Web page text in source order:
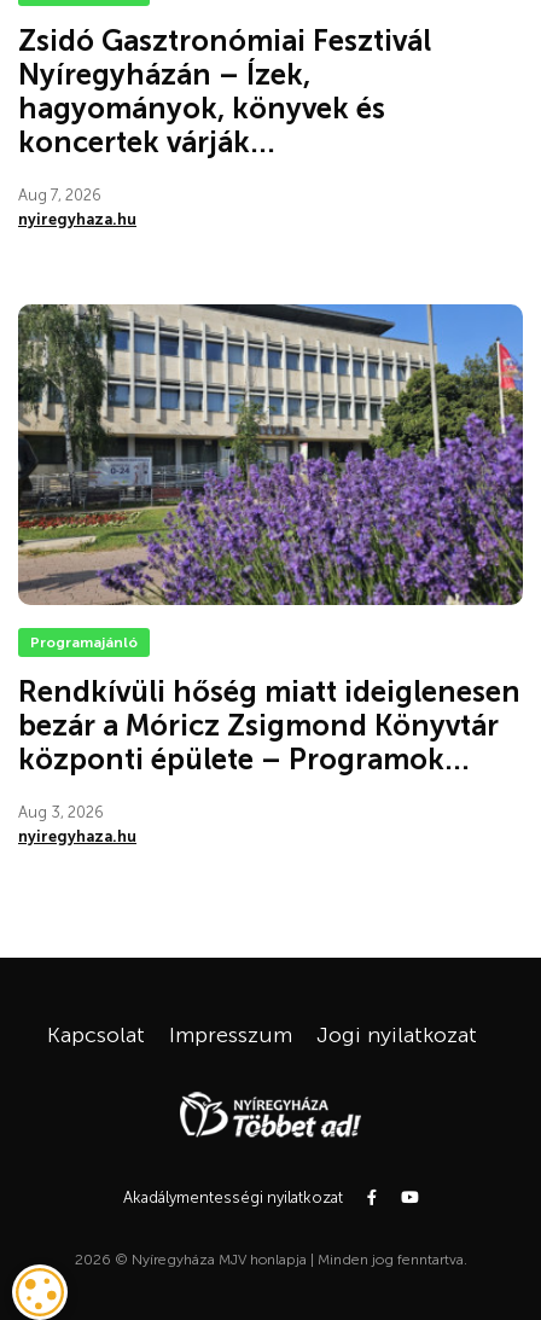
Zsidó Gasztronómiai Fesztivál
Nyíregyházán – Ízek,
hagyományok, könyvek és
koncertek várják...
Aug 7, 2026
nyiregyhaza.hu
Programajánló
Rendkívüli hőség miatt ideiglenesen
bezár a Móricz Zsigmond Könyvtár
központi épülete – Programok...
Aug 3, 2026
nyiregyhaza.hu
Kapcsolat Impresszum Jogi nyilatkozat
Akadálymentességi nyilatkozat
2026 © Nyíregyháza MJV honlapja | Minden jog fenntartva.